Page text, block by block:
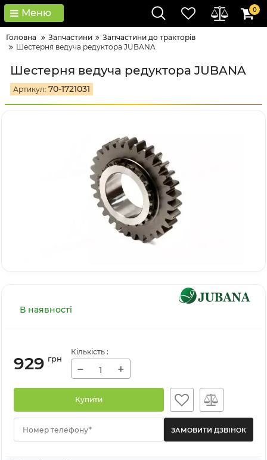
Меню 0
Головна Запчастини
Запчастини до тракторів
Шестерня ведуча редуктора JUBANA
Шестерня ведуча редуктора JUBANA
Артикул: 70-1721031
В наявності
929 грн
Кількість :
− +
Купити
Номер телефону*